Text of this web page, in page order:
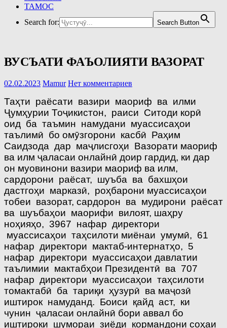
ТАМОС
Search for:
Search Button
ВУСЪАТИ ФАЪОЛИЯТИ ВАЗОРАТ
02.02.2023 Mamur Нет комментариев
Таҳти раёсати вазири маориф ва илми
Ҷумҳурии Тоҷикистон, раиси Ситоди корӣ
оид ба таъмин намудани муассисаҳои
таълимӣ бо омӯзгорони касбӣ Раҳим
Саидзода дар маҷлисгоҳи Вазорати маориф
ва илм ҷаласаи онлайнӣ доир гардид, ки дар
он муовинони вазири маориф ва илм,
сардорони раёсат, шуъба ва бахшҳои
дастгоҳи марказӣ, роҳбарони муассисаҳои
тобеи вазорат, сардорон ва мудирони раёсат
ва шуъбаҳои маорифи вилоят, шаҳру
ноҳияҳо, 3967 нафар директори
муассисаҳои таҳсилоти миёнаи умумӣ, 61
нафар директори мактаб-интернатҳо, 5
нафар директори муассисаҳои давлатии
таълимии мактабҳои Президентӣ ва 707
нафар директори муассисаҳои таҳсилоти
томактабӣ ба тариқи ҳузурӣ ва маҷозӣ
иштирок намуданд. Боиси қайд аст, ки
чунин ҷаласаи онлайнӣ бори аввал бо
иштироки шумораи зиёди кормандони соҳаи